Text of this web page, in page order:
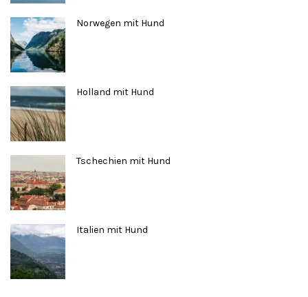
Norwegen mit Hund
Holland mit Hund
Tschechien mit Hund
Italien mit Hund